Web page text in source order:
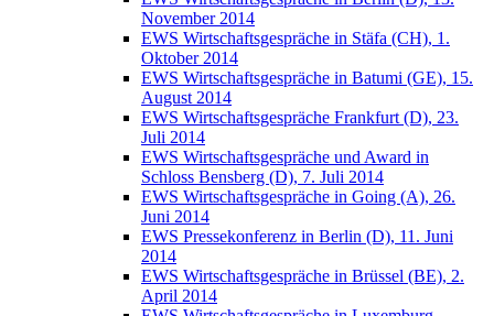
November 2014
EWS Wirtschaftsgespräche in Stäfa (CH), 1.
Oktober 2014
EWS Wirtschaftsgespräche in Batumi (GE), 15.
August 2014
EWS Wirtschaftsgespräche Frankfurt (D), 23.
Juli 2014
EWS Wirtschaftsgespräche und Award in
Schloss Bensberg (D), 7. Juli 2014
EWS Wirtschaftsgespräche in Going (A), 26.
Juni 2014
EWS Pressekonferenz in Berlin (D), 11. Juni
2014
EWS Wirtschaftsgespräche in Brüssel (BE), 2.
April 2014